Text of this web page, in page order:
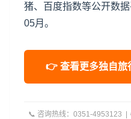
猪、百度指数等公开数
05月。
👉 查看更多独自旅
📞 咨询热线：0351-4953123 |